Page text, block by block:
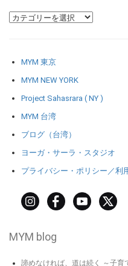
MYM 東京
MYM NEW YORK
Project Sahasrara ( NY )
MYM 台湾
ブログ（台湾）
ヨーガ・サーラ・スタジオ
プライバシー・ポリシー／利
MYM blog
諦めなければ、道は続く ～子育